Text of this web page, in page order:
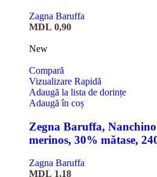
Zagna Baruffa
MDL 0,90
New
Compară
Vizualizare Rapidă
Adaugă la lista de dorințe
Adaugă în coș
Zegna Baruffa,
merinos, 30% mătase,
Zagna Baruffa
MDL 1,18